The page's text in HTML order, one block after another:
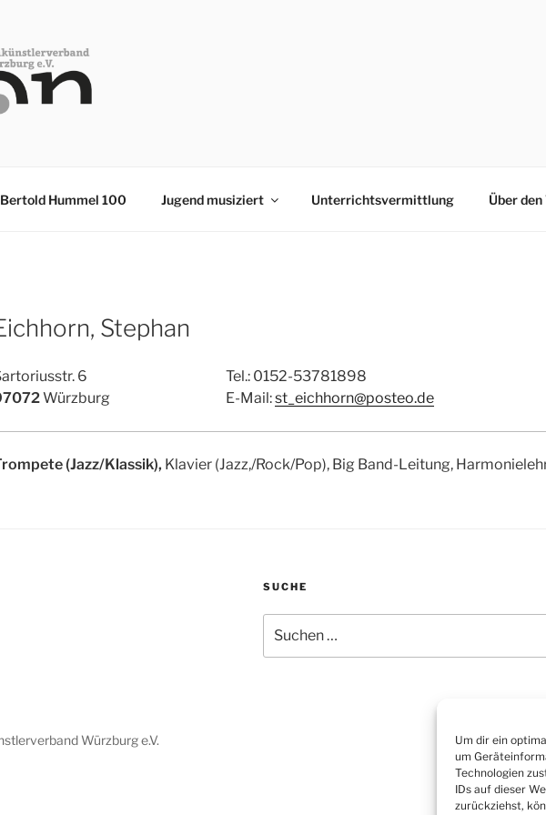
Um dir ein
um
Technologien
IDs auf dieser
zurückziehst,
Bertold Hummel 100 Jugend musiziert Unterrichtsvermittlung Über den
Stephan
6
Würzburg
Tel.: 0152-53781898
E-Mail:st_eichhorn@posteo.de
(Jazz/Klassik), Klavier (Jazz,/Rock/Pop), Big Band-Leitung,
SUCHE
nach:
Würzburg e.V.